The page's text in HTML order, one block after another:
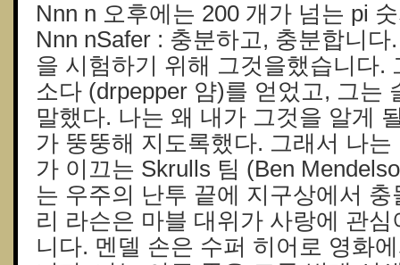
Nnn n 오후에는 200 개가 넘는 pi
Nnn nSafer : 충분하고, 충분합니
을 시험하기 위해 그것을했습니다.
소다 (drpepper 얌)를 얻었고, 그는
말했다. 나는 왜 내가 그것을 알게
가 뚱뚱해 지도록했다. 그래서 나는
가 이끄는 Skrulls 팀 (Ben
는 우주의 난투 끝에 지구상에서
리 라슨은 마블 대위가 사랑에 관
니다. 멘델 손은 수퍼 히어로 영화